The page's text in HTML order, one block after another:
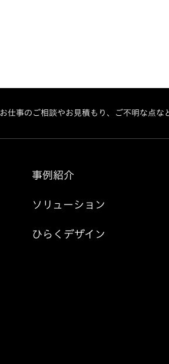
お仕事のご相談やお見積もり、ご不明な点な
事例紹介
ソリューション
ひらくデザイン